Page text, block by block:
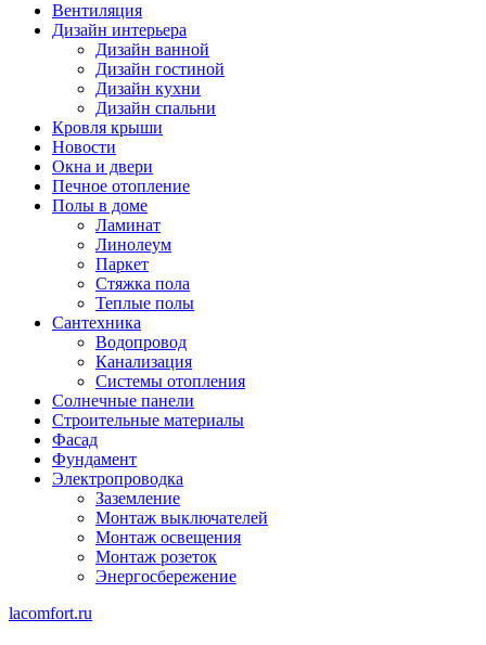
Вентиляция
Дизайн интерьера
Дизайн ванной
Дизайн гостиной
Дизайн кухни
Дизайн спальни
Кровля крыши
Новости
Окна и двери
Печное отопление
Полы в доме
Ламинат
Линолеум
Паркет
Стяжка пола
Теплые полы
Сантехника
Водопровод
Канализация
Системы отопления
Солнечные панели
Строительные материалы
Фасад
Фундамент
Электропроводка
Заземление
Монтаж выключателей
Монтаж освещения
Монтаж розеток
Энергосбережение
lacomfort.ru